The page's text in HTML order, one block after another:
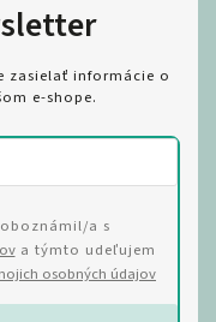
zasielať informácie o
e-shope.
a s
a týmto udeľujem
osobných údajov